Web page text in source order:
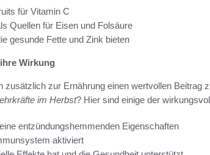
für Vitamin C
Quellen für Eisen und Folsäure
gesunde Fette und Zink bieten
Wirkung
zusätzlich zur Ernährung einen wertvollen Beitrag
im Herbst? Hier sind einige der
entzündungshemmenden Eigenschaften
aktiviert